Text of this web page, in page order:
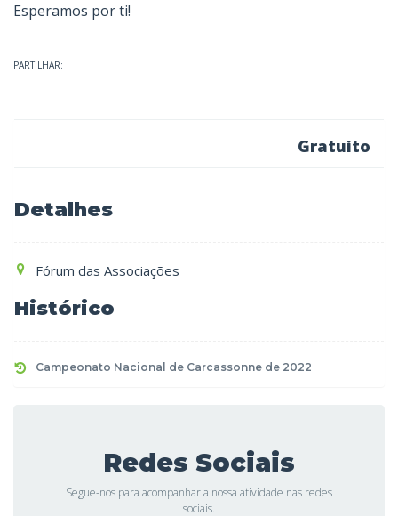
Esperamos por ti!
PARTILHAR:
Gratuito
Detalhes
Fórum das Associações
Histórico
Campeonato Nacional de Carcassonne de 2022
Redes Sociais
Segue-nos para acompanhar a nossa atividade nas redes
sociais.